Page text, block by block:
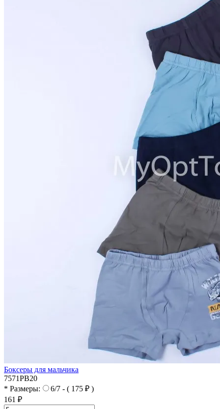
Боксеры для мальчика
7571PB20
* Размеры:
6/7 - ( 175 ₽ )
161 ₽